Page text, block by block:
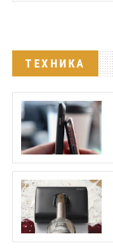
ТЕХНИКА